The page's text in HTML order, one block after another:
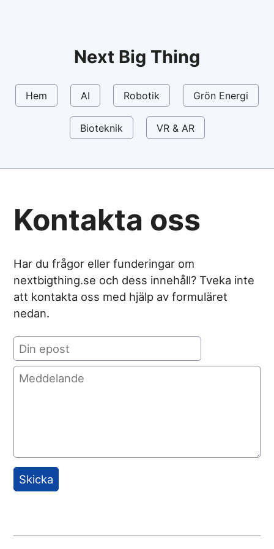
Next Big Thing
Hem AI Robotik Grön Energi
Bioteknik VR & AR
Kontakta oss
Har du frågor eller funderingar om
nextbigthing.se och dess innehåll? Tveka inte
att kontakta oss med hjälp av formuläret
nedan.
Skicka